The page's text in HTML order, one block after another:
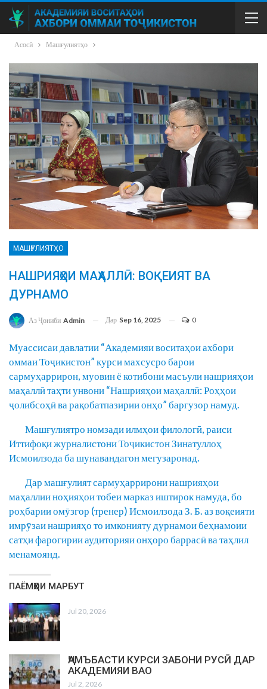
Асосӣ Машғулиятҳо
МАШҒУЛИЯТҲО
НАШРИЯҲОИ МАҲАЛЛӢ: ВОҚЕИЯТ ВА
ДУРНАМО
Аз Ҷониби Admin Дар Sep 16, 2025 0
Муассисаи давлатии “Академияи воситаҳои ахбори
оммаи Тоҷикистон” курси махсусро барои
сармуҳаррирон, муовин ё котибони масъули нашрияҳои
маҳаллӣ таҳти унвони “Нашрияҳои маҳаллӣ: Роҳҳои
ҷолибсоҳӣ ва рақобатпазирии онҳо” баргузор намуд.
Машғулиятро номзади илмҳои филологӣ, раиси
Иттифоқи журналистони Тоҷикистон Зинатуллоҳ
Исмоилзода ба шунавандагон мегузаронад.
Дар машғулият сармуҳаррирони нашрияҳои
маҳаллии ноҳияҳои тобеи марказ иштирок намуда, бо
роҳбарии омӯзгор (тренер) Исмоилзода З. Б. аз воқеияти
имрӯзаи нашрияҳо то имконияту дурнамои беҳнамоии
сатҳи фарогирии аудиторияи онҳоро баррасӣ ва таҳлил
менамоянд.
ПАЁМҲОИ МАРБУТ
Jul 20, 2026
ҶАМЪБАСТИ КУРСИ ЗАБОНИ РУСӢ ДАР
АКАДЕМИЯИ ВАО
Jul 2, 2026